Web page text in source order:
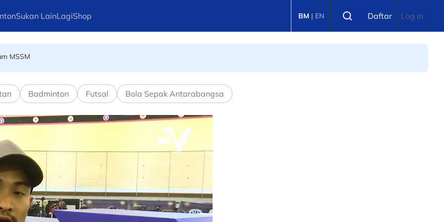
Sukan LainLagiShop BM | EN Daftar Log in
lagi pemain Harimau Malaya sah terkeluar
Badminton Futsal Bola Sepak Antarabangsa